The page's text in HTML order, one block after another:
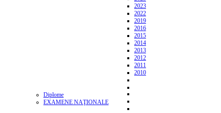
2023
2022
2019
2016
2015
2014
2013
2012
2011
2010
Diplome
EXAMENE NAŢIONALE